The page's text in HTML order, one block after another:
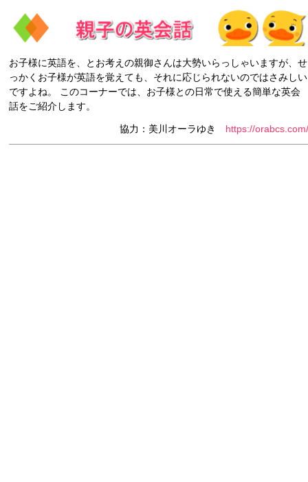
お子様に英語を、とお考えの親御さんは大勢いらっしゃいますが、せ
っかくお子様が英語を覚えても、それに応じられないのではさみしい
ですよね。 このコーナーでは、お子様との日常で使える簡単な英会
話をご紹介します。
協力：美川オーラゆき https://orabcs.com/